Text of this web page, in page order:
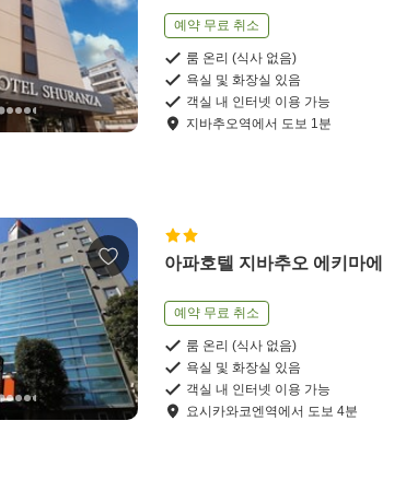
예약 무료 취소
룸 온리 (식사 없음)
욕실 및 화장실 있음
객실 내 인터넷 이용 가능
지바추오역에서 도보 1분
아파호텔 지바추오 에키마에
예약 무료 취소
룸 온리 (식사 없음)
욕실 및 화장실 있음
객실 내 인터넷 이용 가능
요시카와코엔역에서 도보 4분